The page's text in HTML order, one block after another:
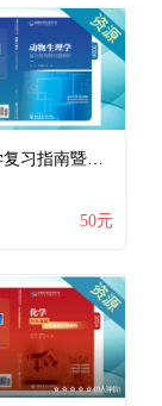
动物生理学复习指南暨习题解析（2024）
50元